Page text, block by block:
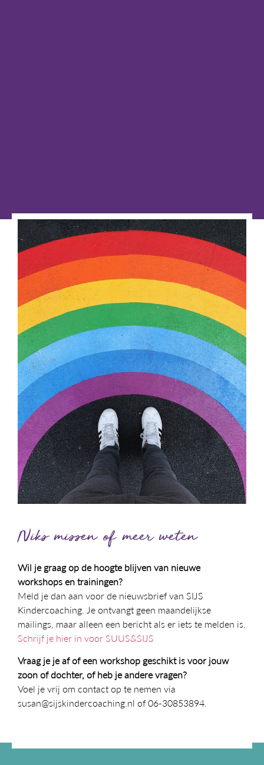
Niks missen of meer weten
Wil je graag op de hoogte blijven van nieuwe
workshops en trainingen?
Meld je dan aan voor de nieuwsbrief van SIJS
Kindercoaching. Je ontvangt geen maandelijkse
mailings, maar alleen een bericht als er iets te melden is.
Schrijf je hier in voor SUUS&SIJS
Vraag je je af of een workshop geschikt is voor jouw
zoon of dochter, of heb je andere vragen?
Voel je vrij om contact op te nemen via
susan@sijskindercoaching.nl of 06-30853894.